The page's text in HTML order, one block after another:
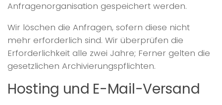
Anfragenorganisation gespeichert werden.
Wir löschen die Anfragen, sofern diese nicht
mehr erforderlich sind. Wir überprüfen die
Erforderlichkeit alle zwei Jahre; Ferner gelten die
gesetzlichen Archivierungspflichten.
Hosting und E-Mail-Versand